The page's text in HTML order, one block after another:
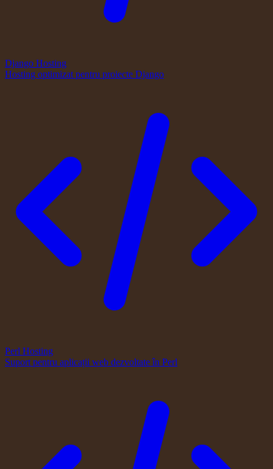
Django Hosting
Hosting optimizat pentru proiecte Django
Perl Hosting
Suport pentru aplicații web dezvoltate în Perl